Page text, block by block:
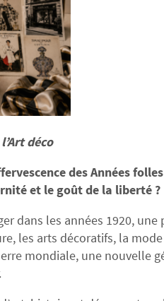
déco
des Années
et le goût de la liberté ?
dans les années 1920,
les arts décoratifs, la
mondiale, une nouvelle